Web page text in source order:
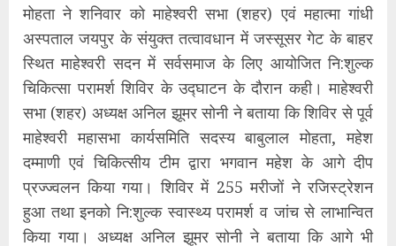
मोहता ने शनिवार को माहेश्वरी सभा (शहर) एवं महात्मा गांधी
अस्पताल जयपुर के संयुक्त तत्वावधान में जस्सूसर गेट के बाहर
स्थित माहेश्वरी सदन में सर्वसमाज के लिए आयोजित नि:शुल्क
चिकित्सा परामर्श शिविर के उद्घाटन के दौरान कही। माहेश्वरी
सभा (शहर) अध्यक्ष अनिल झूमर सोनी ने बताया कि शिविर से पूर्व
माहेश्वरी महासभा कार्यसमिति सदस्य बाबुलाल मोहता, महेश
दम्माणी एवं चिकित्सीय टीम द्वारा भगवान महेश के आगे दीप
प्रज्ज्वलन किया गया। शिविर में 255 मरीजों ने रजिस्ट्रेशन
हुआ तथा इनको नि:शुल्क स्वास्थ्य परामर्श व जांच से लाभान्वित
किया गया। अध्यक्ष अनिल झूमर सोनी ने बताया कि आगे भी